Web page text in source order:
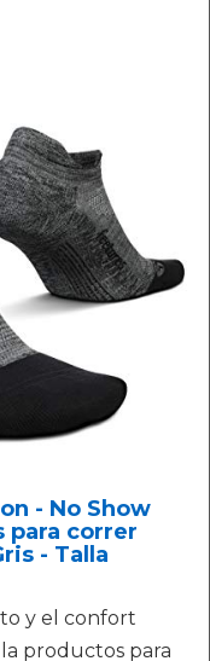
- No Show
para correr
- Talla
y el confort
productos para